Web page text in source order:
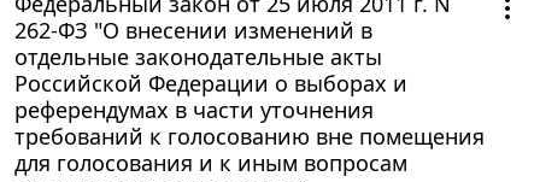
262-ФЗ "О внесении изменений в
отдельные законодательные акты
Российской Федерации о выборах и
референдумах в части уточнения
требований к голосованию вне помещения
для голосования и к иным вопросам